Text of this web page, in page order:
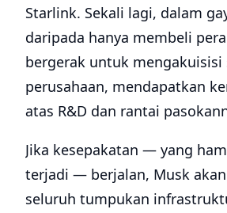
Starlink. Sekali lagi, dalam
daripada hanya membeli
bergerak untuk mengakuisisi
perusahaan, mendapatkan
atas R&D dan rantai
Jika kesepakatan — yang
terjadi — berjalan, Musk
seluruh tumpukan